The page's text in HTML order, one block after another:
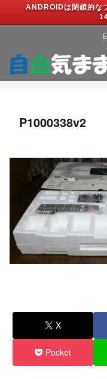
ANDROIDは閉鎖的な
P1000338v2
X
Pocket